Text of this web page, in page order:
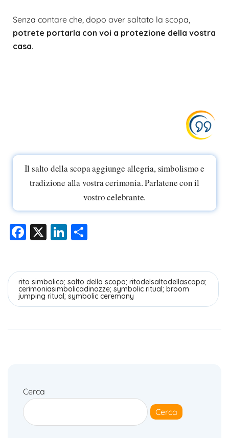
Senza contare che, dopo aver saltato la scopa,
potrete portarla con voi a protezione della vostra
casa.
Il salto della scopa aggiunge allegria, simbolismo e
tradizione alla vostra cerimonia. Parlatene con il
vostro celebrante.
F
e
b
o
o
X
Li
e
dI
n
di
vi
di
rito simbolico; salto della scopa; ritodelsaltodellascopa;
cerimoniasimbolicadinozze; symbolic ritual; broom
jumping ritual; symbolic ceremony
Cerca
Cerca